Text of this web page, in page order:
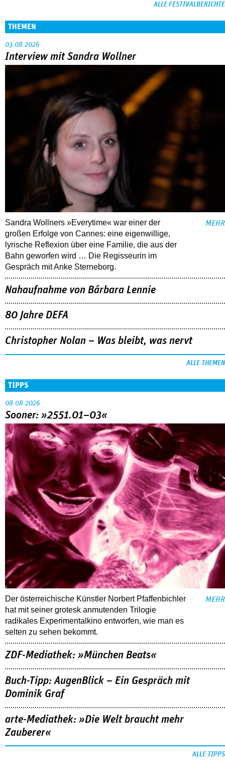
ALLE FESTIVALBERICHTE
THEMEN
03.08.2026
Interview mit Sandra Wollner
Sandra Wollners »Everytime« war einer der
großen Erfolge von Cannes: eine eigenwillige,
lyrische Reflexion über eine ­Familie, die aus der
Bahn geworfen wird … Die Regisseurin im
Gespräch mit Anke Sterneborg.
MEHR
Nahaufnahme von Bárbara Lennie
80 Jahre DEFA
Christopher Nolan – Was bleibt, was nervt
ALLE THEMEN
TIPPS
08.08.2026
Sooner: »2551.01–03«
Der österreichische Künstler Norbert Pfaffenbichler
hat mit seiner grotesk anmutenden Trilogie
radikales Experimentalkino entworfen, wie man es
selten zu sehen bekommt.
MEHR
ZDF-Mediathek: »München Beats«
Buch-Tipp: AugenBlick – Ein Gespräch mit
Dominik Graf
arte-Mediathek: »Die Welt braucht mehr
Zauberer«
ALLE TIPPS